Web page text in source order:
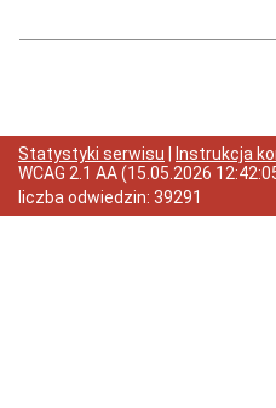
Zapytania
Rok
2025
Rok
2024
Statystyki serwisu Instrukcja
WCAG 2.1 AA(15.05.2026
liczba odwiedzin: 39291